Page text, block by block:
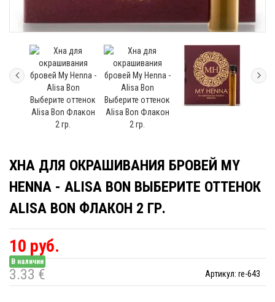
ХНА ДЛЯ ОКРАШИВАНИЯ БРОВЕЙ MY
HENNA - ALISA BON ВЫБЕРИТЕ ОТТЕНОК
ALISA BON ФЛАКОН 2 ГР.
10 руб.
В наличии
Артикул: re-643
3.33 €